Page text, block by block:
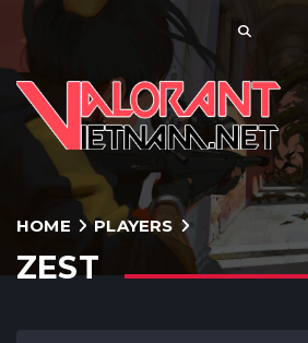
HOME PLAYERS
ZEST